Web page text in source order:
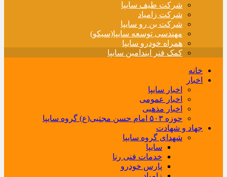
شرکت طیف سایپا
شرکت زامیاد
شرکت بن رو سایپا
مهندسی توسعه سایپا(سیکو)
همراه خودرو سایپا
کمک فنر ایندامین سایپا
خانه
اخبار
اخبار سایپا
اخبار عمومی
اخبار مذهبی
حوزه ۵۰۳ امام حسن مجتبی(ع) گروه سایپا
جهاد و شهادت
شهدای گروه سایپا
سایپا
خدمات فنی رنا
پارس خودرو